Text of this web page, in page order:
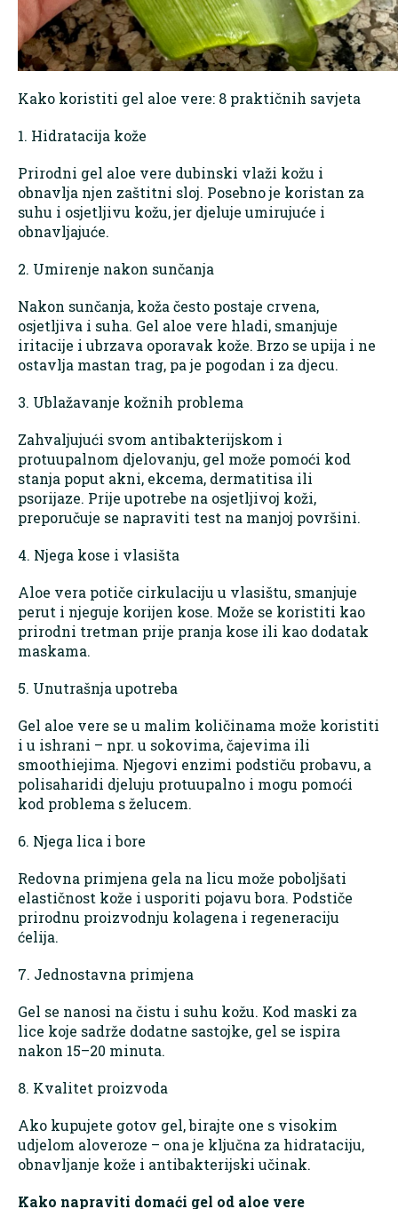
Kako koristiti gel aloe vere: 8 praktičnih savjeta
1. Hidratacija kože
Prirodni gel aloe vere dubinski vlaži kožu i
obnavlja njen zaštitni sloj. Posebno je koristan za
suhu i osjetljivu kožu, jer djeluje umirujuće i
obnavljajuće.
2. Umirenje nakon sunčanja
Nakon sunčanja, koža često postaje crvena,
osjetljiva i suha. Gel aloe vere hladi, smanjuje
iritacije i ubrzava oporavak kože. Brzo se upija i ne
ostavlja mastan trag, pa je pogodan i za djecu.
3. Ublažavanje kožnih problema
Zahvaljujući svom antibakterijskom i
protuupalnom djelovanju, gel može pomoći kod
stanja poput akni, ekcema, dermatitisa ili
psorijaze. Prije upotrebe na osjetljivoj koži,
preporučuje se napraviti test na manjoj površini.
4. Njega kose i vlasišta
Aloe vera potiče cirkulaciju u vlasištu, smanjuje
perut i njeguje korijen kose. Može se koristiti kao
prirodni tretman prije pranja kose ili kao dodatak
maskama.
5. Unutrašnja upotreba
Gel aloe vere se u malim količinama može koristiti
i u ishrani – npr. u sokovima, čajevima ili
smoothiejima. Njegovi enzimi podstiču probavu, a
polisaharidi djeluju protuupalno i mogu pomoći
kod problema s želucem.
6. Njega lica i bore
Redovna primjena gela na licu može poboljšati
elastičnost kože i usporiti pojavu bora. Podstiče
prirodnu proizvodnju kolagena i regeneraciju
ćelija.
7. Jednostavna primjena
Gel se nanosi na čistu i suhu kožu. Kod maski za
lice koje sadrže dodatne sastojke, gel se ispira
nakon 15–20 minuta.
8. Kvalitet proizvoda
Ako kupujete gotov gel, birajte one s visokim
udjelom aloveroze – ona je ključna za hidrataciju,
obnavljanje kože i antibakterijski učinak.
Kako napraviti domaći gel od aloe vere